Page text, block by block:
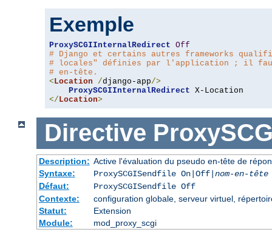
Exemple
ProxySCGIInternalRedirect Off
# Django et certains autres frameworks
# locales" définies par l'application ; il
# en-tête.
<Location /django-app/>
ProxySCGIInternalRedirect
</Location>
Directive
Description: Active l'évaluation du pseudo en-tête de
Syntaxe:
ProxySCGISendfile On|Off| nom-en-tête
Défaut:
ProxySCGISendfile Off
Contexte:
configuration globale, serveur virtuel,
Statut:
Extension
Module:
mod_proxy_scgi